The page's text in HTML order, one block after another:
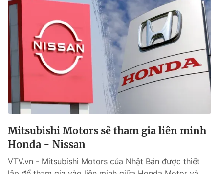
® Cấm sao chép dưới mọi hình thức nếu không có sự chấp
thuận bằng văn bản. Ghi rõ nguồn VTV.vn khi phát hành lại
thông tin từ website này.
Mitsubishi Motors sẽ tham gia liên minh
Honda - Nissan
VTV.vn - Mitsubishi Motors của Nhật Bản được thiết